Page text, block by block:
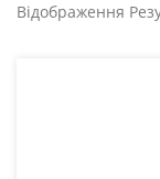
Відображення